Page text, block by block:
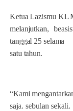
Ketua Lazismu KL
melanjutkan,
tanggal 25 selama
satu tahun.
“Kami
saja. sebulan